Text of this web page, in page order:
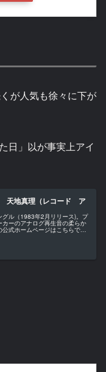
が人気も徐々に下が
日」以が事実上アイ
天地真理（レコード ア
グル（1983年2月リリース)。プ
ーのアナログ再生音の柔らか
式ホームページはこちらです